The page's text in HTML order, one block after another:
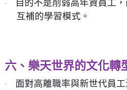
·
目的不是削弱高年資員工
互補的學習模式。
六、樂天世界的文化轉
·
面對高離職率與新世代員